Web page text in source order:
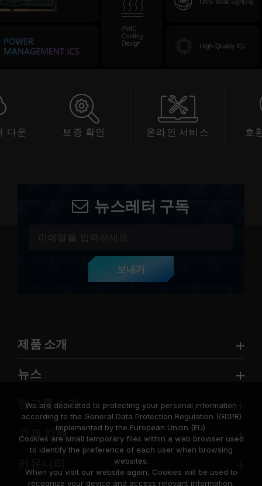
다운
보증 확인 온라인 서비스 호
뉴스레터 구독
보내기
제품 소개
뉴스
팀그룹 소개
고객 지원
We are dedicated to protecting your personal information
according to the General Data Protection Regulation (GDPR)
implemented by the European Union (EU).
Cookies are small temporary files within a web browser used
to identify the preference of each user when browsing
websites.
When you visit our website again, Cookies will be used to
recognize your device and access relevant information.